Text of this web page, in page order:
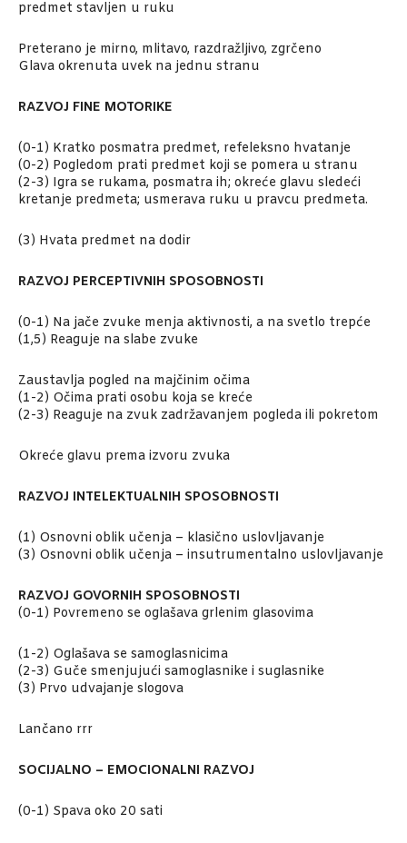
predmet stavljen u ruku
Preterano je mirno, mlitavo, razdražljivo, zgrčeno
Glava okrenuta uvek na jednu stranu
RAZVOJ FINE MOTORIKE
(0-1) Kratko posmatra predmet, refeleksno hvatanje
(0-2) Pogledom prati predmet koji se pomera u stranu
(2-3) Igra se rukama, posmatra ih; okreće glavu sledeći
kretanje predmeta; usmerava ruku u pravcu predmeta.
(3) Hvata predmet na dodir
RAZVOJ PERCEPTIVNIH SPOSOBNOSTI
(0-1) Na jače zvuke menja aktivnosti, a na svetlo trepće
(1,5) Reaguje na slabe zvuke
Zaustavlja pogled na majčinim očima
(1-2) Očima prati osobu koja se kreće
(2-3) Reaguje na zvuk zadržavanjem pogleda ili pokretom
Okreće glavu prema izvoru zvuka
RAZVOJ INTELEKTUALNIH SPOSOBNOSTI
(1) Osnovni oblik učenja – klasično uslovljavanje
(3) Osnovni oblik učenja – insutrumentalno uslovljavanje
RAZVOJ GOVORNIH SPOSOBNOSTI
(0-1) Povremeno se oglašava grlenim glasovima
(1-2) Oglašava se samoglasnicima
(2-3) Guče smenjujući samoglasnike i suglasnike
(3) Prvo udvajanje slogova
Lančano rrr
SOCIJALNO – EMOCIONALNI RAZVOJ
(0-1) Spava oko 20 sati